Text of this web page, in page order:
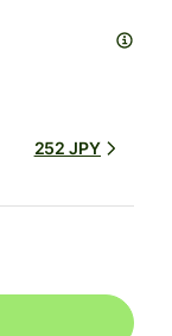
252 JPY